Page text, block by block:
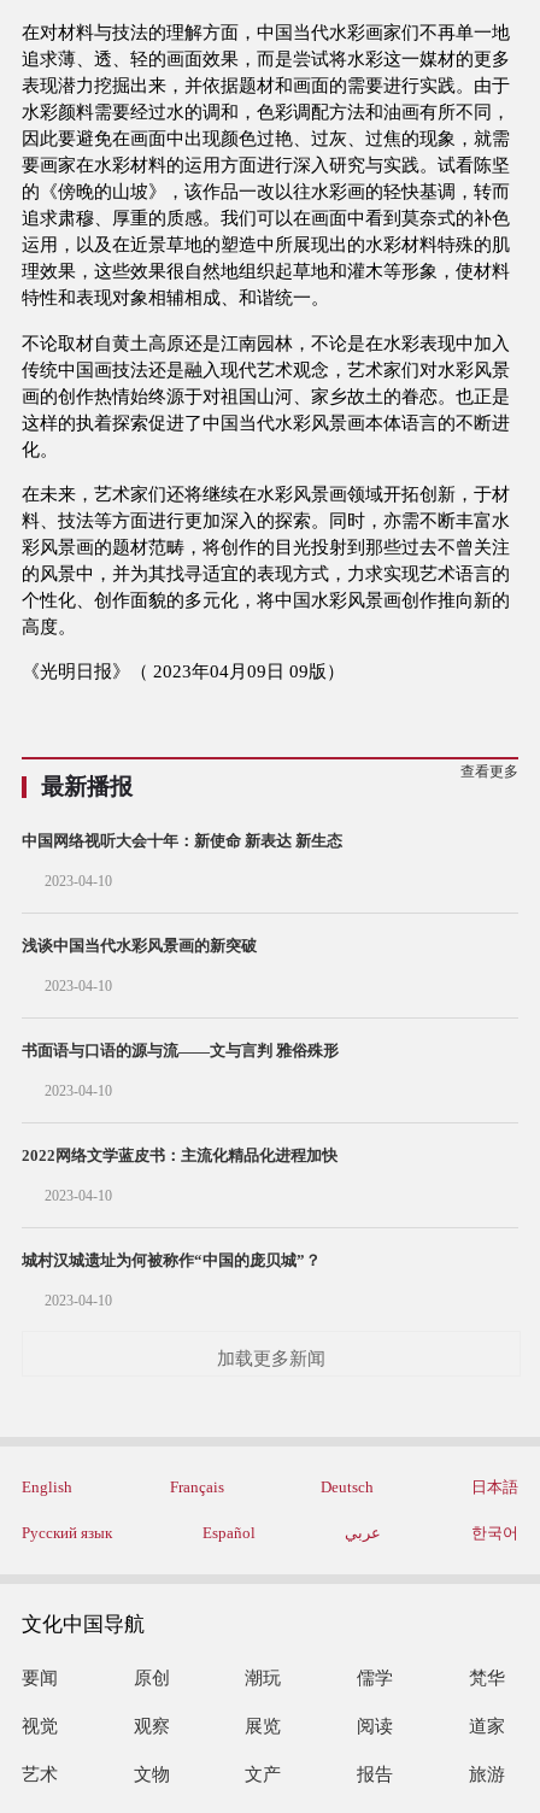
在对材料与技法的理解方面，中国当代水彩画家们不再单一地
追求薄、透、轻的画面效果，而是尝试将水彩这一媒材的更多
表现潜力挖掘出来，并依据题材和画面的需要进行实践。由于
水彩颜料需要经过水的调和，色彩调配方法和油画有所不同，
因此要避免在画面中出现颜色过艳、过灰、过焦的现象，就需
要画家在水彩材料的运用方面进行深入研究与实践。试看陈坚
的《傍晚的山坡》，该作品一改以往水彩画的轻快基调，转而
追求肃穆、厚重的质感。我们可以在画面中看到莫奈式的补色
运用，以及在近景草地的塑造中所展现出的水彩材料特殊的肌
理效果，这些效果很自然地组织起草地和灌木等形象，使材料
特性和表现对象相辅相成、和谐统一。
不论取材自黄土高原还是江南园林，不论是在水彩表现中加入
传统中国画技法还是融入现代艺术观念，艺术家们对水彩风景
画的创作热情始终源于对祖国山河、家乡故土的眷恋。也正是
这样的执着探索促进了中国当代水彩风景画本体语言的不断进
化。
在未来，艺术家们还将继续在水彩风景画领域开拓创新，于材
料、技法等方面进行更加深入的探索。同时，亦需不断丰富水
彩风景画的题材范畴，将创作的目光投射到那些过去不曾关注
的风景中，并为其找寻适宜的表现方式，力求实现艺术语言的
个性化、创作面貌的多元化，将中国水彩风景画创作推向新的
高度。
《光明日报》（ 2023年04月09日 09版）
最新播报
查看更多
中国网络视听大会十年：新使命 新表达 新生态
2023-04-10
浅谈中国当代水彩风景画的新突破
2023-04-10
书面语与口语的源与流——文与言判 雅俗殊形
2023-04-10
2022网络文学蓝皮书：主流化精品化进程加快
2023-04-10
城村汉城遗址为何被称作“中国的庞贝城”？
2023-04-10
加载更多新闻
English Français Deutsch 日本語
Русский язык Español عربي 한국어
文化中国导航
要闻 原创 潮玩 儒学 梵华
视觉 观察 展览 阅读 道家
艺术 文物 文产 报告 旅游